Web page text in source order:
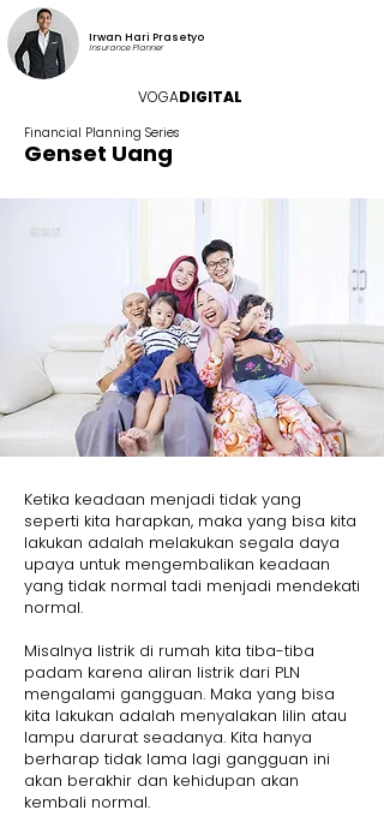
VOGADIGITAL
Irwan Hari Prasetyo
Insurance Planner
Financial Planning Series
Genset Uang
Ketika keadaan menjadi tidak yang
seperti kita harapkan, maka yang bisa kita
lakukan adalah melakukan segala daya
upaya untuk mengembalikan keadaan
yang tidak normal tadi menjadi mendekati
normal.
Misalnya listrik di rumah kita tiba-tiba
padam karena aliran listrik dari PLN
mengalami gangguan. Maka yang bisa
kita lakukan adalah menyalakan lilin atau
lampu darurat seadanya. Kita hanya
berharap tidak lama lagi gangguan ini
akan berakhir dan kehidupan akan
kembali normal.